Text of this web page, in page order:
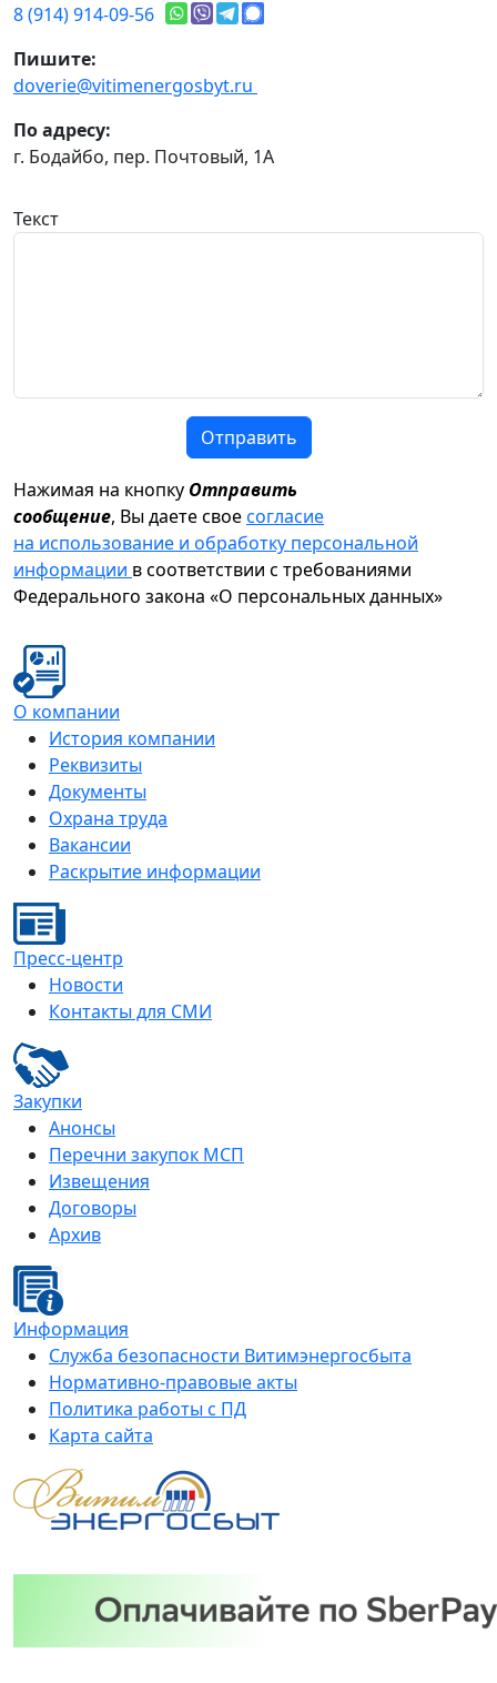
8 (914) 914-09-56
Пишите:
doverie@vitimenergosbyt.ru
По адресу:
г. Бодайбо, пер. Почтовый, 1А
Текст
Отправить
Нажимая на кнопку Отправить
сообщение, Вы даете своесогласие
на использование и обработку персональной
информации в соответствии с требованиями
Федерального закона «О персональных данных»
О компании
История компании
Реквизиты
Документы
Охрана труда
Вакансии
Раскрытие информации
Пресс-центр
Новости
Контакты для СМИ
Закупки
Анонсы
Перечни закупок МСП
Извещения
Договоры
Архив
Информация
Служба безопасности Витимэнергосбыта
Нормативно-правовые акты
Политика работы с ПД
Карта сайта